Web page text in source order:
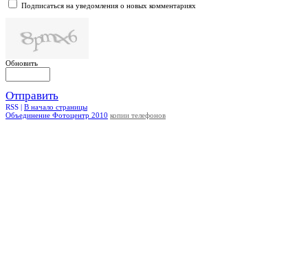
Подписаться на уведомления о новых комментариях
Обновить
Отправить
RSS | В начало страницы
Объединение Фотоцентр 2010 копии телефонов